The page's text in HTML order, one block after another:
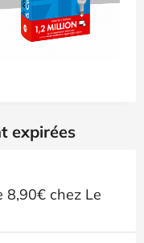
expirées
8,90€ chez Le